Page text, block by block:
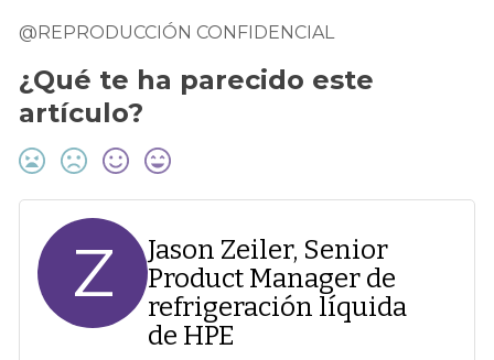
@REPRODUCCIÓN CONFIDENCIAL
¿Qué te ha parecido este
artículo?
Z
Jason Zeiler, Senior
Product Manager de
refrigeración líquida
de HPE